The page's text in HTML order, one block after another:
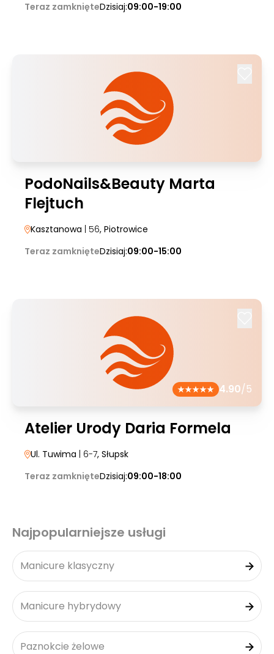
Teraz zamknięteDzisiaj:09:00-19:00
PodoNails&Beauty Marta
Flejtuch
Kasztanowa | 56, Piotrowice
Teraz zamknięteDzisiaj:09:00-15:00
4.90/5
Atelier Urody Daria Formela
Ul. Tuwima | 6-7, Słupsk
Teraz zamknięteDzisiaj:09:00-18:00
Najpopularniejsze usługi
Manicure klasyczny
Manicure hybrydowy
Paznokcie żelowe